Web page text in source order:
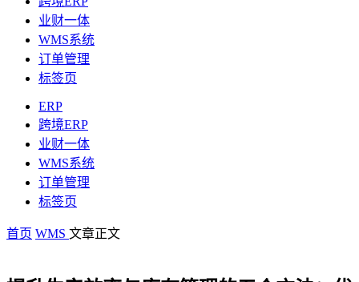
业财一体
WMS系统
订单管理
标签页
ERP
跨境ERP
业财一体
WMS系统
订单管理
标签页
首页 WMS 文章正文